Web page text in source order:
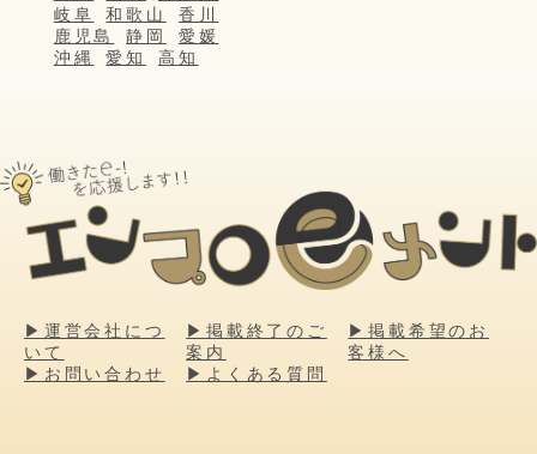
岐阜
和歌山
香川
鹿児島
静岡
愛媛
沖縄
愛知 高知
▶運営会社につ
いて
▶掲載終了のご
案内
▶掲載希望のお
客様へ
▶お問い合わせ
▶よくある質問